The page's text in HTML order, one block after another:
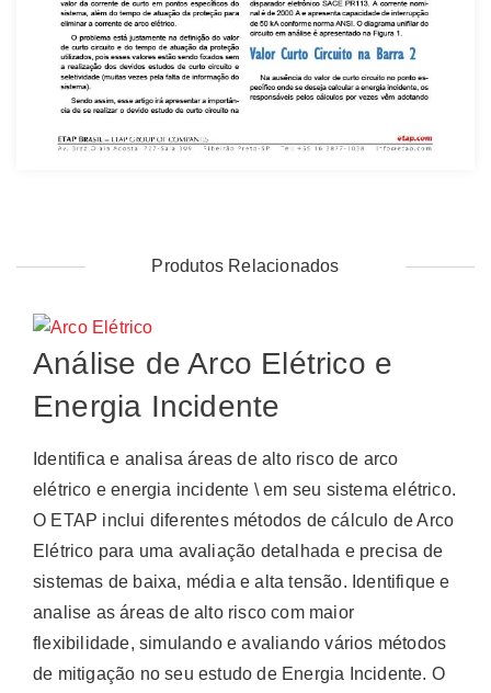
Produtos Relacionados
Análise de Arco Elétrico e
Energia Incidente
Identifica e analisa áreas de alto risco de arco
elétrico e energia incidente \ em seu sistema elétrico.
O ETAP inclui diferentes métodos de cálculo de Arco
Elétrico para uma avaliação detalhada e precisa de
sistemas de baixa, média e alta tensão. Identifique e
analise as áreas de alto risco com maior
flexibilidade, simulando e avaliando vários métodos
de mitigação no seu estudo de Energia Incidente. O